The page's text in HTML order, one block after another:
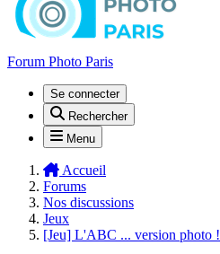
Forum Photo Paris
Se connecter
Rechercher
Menu
Accueil
Forums
Nos discussions
Jeux
[Jeu] L'ABC ... version photo !